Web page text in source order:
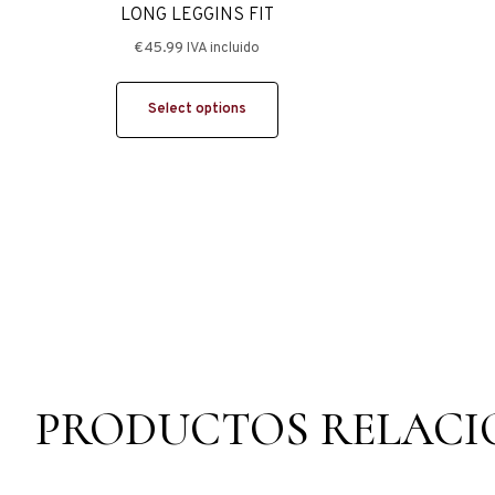
LONG LEGGINS FIT
€45.99 IVA incluido
Select options
PRODUCTOS